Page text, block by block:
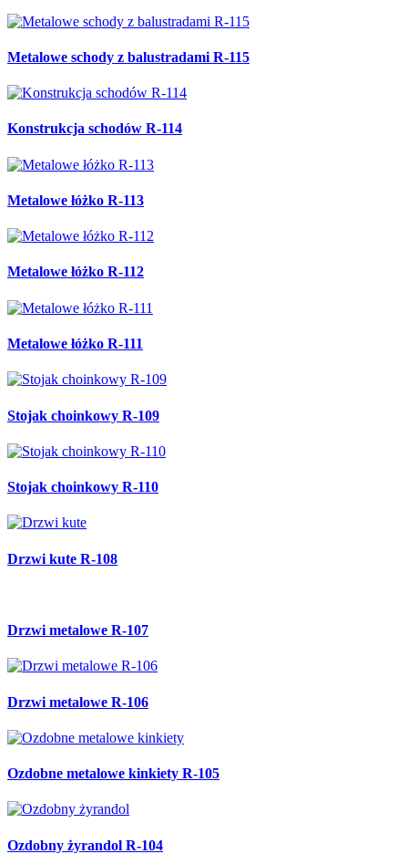
Metalowe schody z balustradami R-115
Konstrukcja schodów R-114
Metalowe łóżko R-113
Metalowe łóżko R-112
Metalowe łóżko R-111
Stojak choinkowy R-109
Stojak choinkowy R-110
Drzwi kute R-108
Drzwi metalowe R-107
Drzwi metalowe R-106
Ozdobne metalowe kinkiety R-105
Ozdobny żyrandol R-104